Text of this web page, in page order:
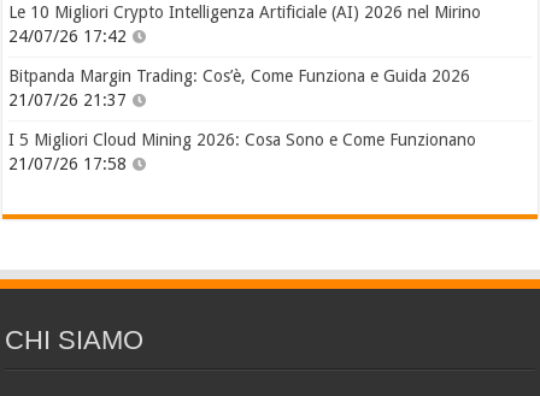
Le 10 Migliori Crypto Intelligenza Artificiale (AI) 2026 nel Mirino
24/07/26 17:42
Bitpanda Margin Trading: Cos’è, Come Funziona e Guida 2026
21/07/26 21:37
I 5 Migliori Cloud Mining 2026: Cosa Sono e Come Funzionano
21/07/26 17:58
CHI SIAMO